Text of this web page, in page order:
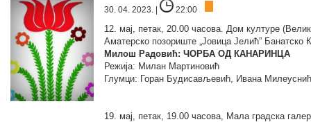
30. 04. 2023. | 22:00
12. мај, петак, 20.00 часова. Дом културе
Аматерско позориште „Јовица Јелић” Банатско
Милош Радовић: ЧОРБА ОД КАНАРИНЦА
Режија: Милан Мартиновић
Глумци: Горан Будисављевић, Ивана
19. мај, петак, 19.00 часова, Мала градска